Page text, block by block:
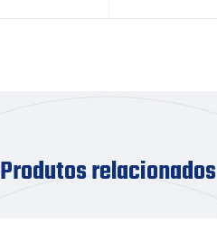
Produtos relacionados